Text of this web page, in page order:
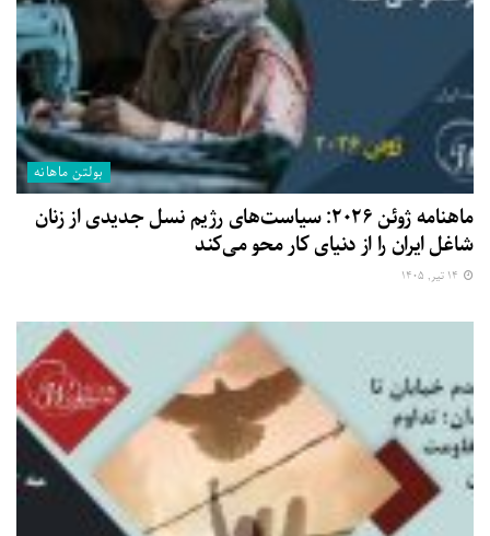
بولتن ماهانه
ماهنامه ژوئن ۲۰۲۶: سیاست‌های رژیم نسل جدیدی از زنان
شاغل ایران را از دنیای کار محو می‌کند